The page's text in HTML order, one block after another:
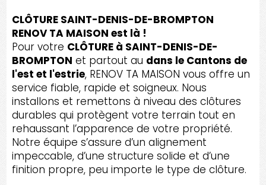
CLÔTURE SAINT-DENIS-DE-BROMPTON
RENOV TA MAISON est là !
Pour votre CLÔTURE à SAINT-DENIS-DE-
BROMPTON et partout au dans le Cantons de
l'est et l'estrie, RENOV TA MAISON vous offre un
service fiable, rapide et soigneux. Nous
installons et remettons à niveau des clôtures
durables qui protègent votre terrain tout en
rehaussant l’apparence de votre propriété.
Notre équipe s’assure d’un alignement
impeccable, d’une structure solide et d’une
finition propre, peu importe le type de clôture.